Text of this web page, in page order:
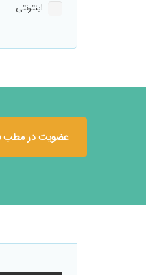
اینترنتی
عضویت در مطب ۳۶۵